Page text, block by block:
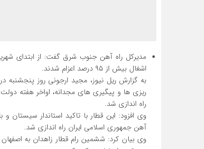
اشغال بيش از ۹۵ درصد اعزام شدند.
به گزارش ریل نیوز، مجيد ارجوني روز
ريزي ها و پيگيري هاي مجدانه، اواخر هفته
راه اندازي شد.
وي افزود: اين قطار با تاكيد استاندار
آهن جمهوري اسلامي ايران راه اندازي شد.